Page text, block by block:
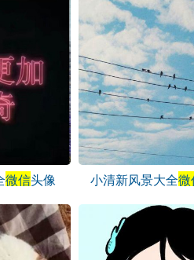
微信头像 小清新风景大全微